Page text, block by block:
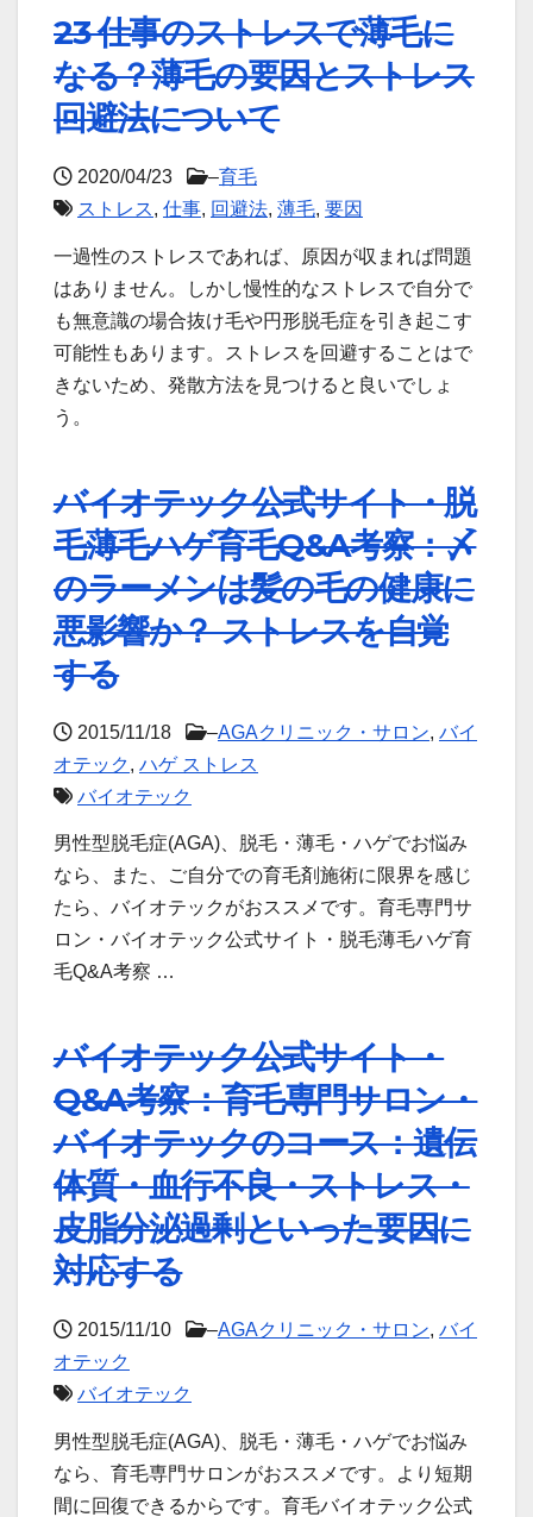
23 仕事のストレスで薄毛に
なる？薄毛の要因とストレス
回避法について
2020/04/23 –育毛
ストレス, 仕事, 回避法, 薄毛, 要因
一過性のストレスであれば、原因が収まれば問題
はありません。しかし慢性的なストレスで自分で
も無意識の場合抜け毛や円形脱毛症を引き起こす
可能性もあります。ストレスを回避することはで
きないため、発散方法を見つけると良いでしょ
う。
バイオテック公式サイト・脱
毛薄毛ハゲ育毛Q&A考察：〆
のラーメンは髪の毛の健康に
悪影響か？ ストレスを自覚
する
2015/11/18 –AGAクリニック・サロン, バイ
オテック, ハゲ ストレス
バイオテック
男性型脱毛症(AGA)、脱毛・薄毛・ハゲでお悩み
なら、また、ご自分での育毛剤施術に限界を感じ
たら、バイオテックがおススメです。育毛専門サ
ロン・バイオテック公式サイト・脱毛薄毛ハゲ育
毛Q&A考察 …
バイオテック公式サイト・
Q&A考察：育毛専門サロン・
バイオテックのコース：遺伝
体質・血行不良・ストレス・
皮脂分泌過剰といった要因に
対応する
2015/11/10 –AGAクリニック・サロン, バイ
オテック
バイオテック
男性型脱毛症(AGA)、脱毛・薄毛・ハゲでお悩み
なら、育毛専門サロンがおススメです。より短期
間に回復できるからです。育毛バイオテック公式